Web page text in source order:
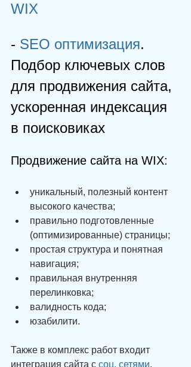
WIX
- SEO оптимизация.
Подбор ключевых слов
для продвижения сайта,
ускоренная индексация
в поисковиках
Продвижение сайта на WIX:
уникальный, полезный контент
высокого качества;
правильно подготовленные
(оптимизированные) страницы;
простая структура и понятная
навигация;
правильная внутренняя
перелинковка;
валидность кода;
юзабилити.
Также в комплекс работ входит
интеграция сайта с соц. сетями,